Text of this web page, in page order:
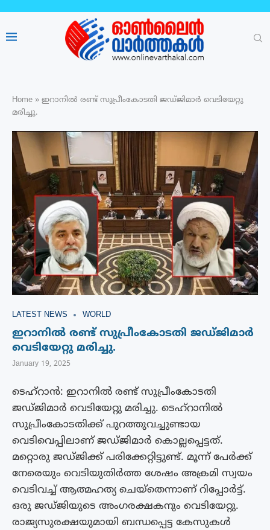
Home » ഇറാനിൽ രണ്ട് സുപ്രീംകോടതി ജഡ്ജിമാർ വെടിയേറ്റു
മരിച്ചു.
LATEST NEWS WORLD
ഇറാനിൽ രണ്ട് സുപ്രീംകോടതി ജഡ്ജിമാർ
വെടിയേറ്റു മരിച്ചു.
January 19, 2025
ടെഹ്റാൻ: ഇറാനിൽ രണ്ട് സുപ്രീംകോടതി
ജഡ്ജിമാർ വെടിയേറ്റു മരിച്ചു. ടെഹ്റാനിൽ
സുപ്രീംകോടതിക്ക് പുറത്തുവച്ചുണ്ടായ
വെടിവെപ്പിലാണ് ജഡ്ജിമാർ കൊല്ലപ്പെട്ടത്.
മറ്റൊരു ജഡ്ജിക്ക് പരിക്കേറ്റിട്ടുണ്ട്. മൂന്ന് പേർക്ക്
നേരെയും വെടിയുതിർത്ത ശേഷം അക്രമി സ്വയം
വെടിവച്ച് ആത്മഹത്യ ചെയ്തെന്നാണ് റിപ്പോർട്ട്.
ഒരു ജഡ്ജിയുടെ അംഗരക്ഷകനും വെടിയേറ്റു.
രാജ്യസുരക്ഷയുമായി ബന്ധപ്പെട്ട കേസുകൾ